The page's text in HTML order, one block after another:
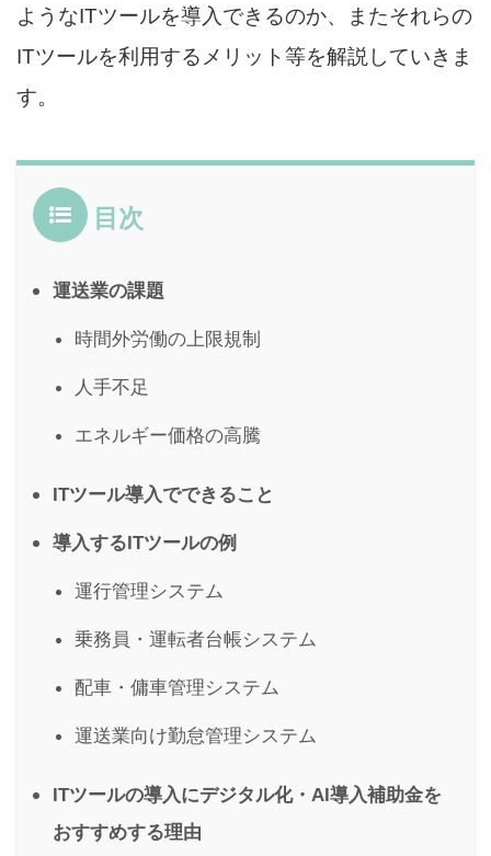
ようなITツールを導入できるのか、またそれらの
ITツールを利用するメリット等を解説していきま
す。
目次
運送業の課題
時間外労働の上限規制
人手不足
エネルギー価格の高騰
ITツール導入でできること
導入するITツールの例
運行管理システム
乗務員・運転者台帳システム
配車・傭車管理システム
運送業向け勤怠管理システム
ITツールの導入にデジタル化・AI導入補助金を
おすすめする理由